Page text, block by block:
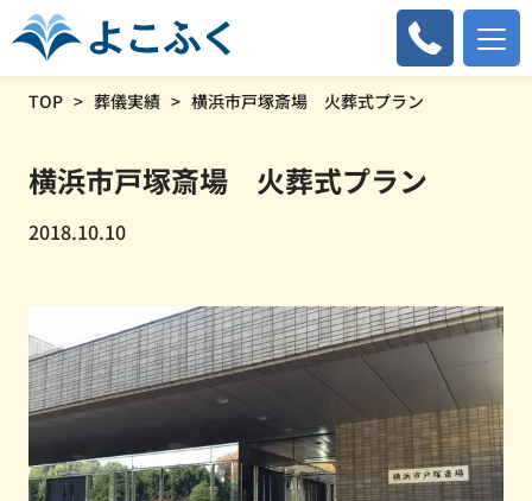
TOP 葬儀実績 横浜市戸塚斎場 火葬式プラン
横浜市戸塚斎場 火葬式プラン
2018.10.10